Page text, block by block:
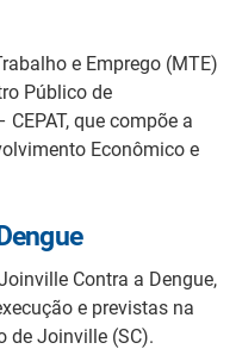
e Emprego (MTE)
Público de
que compõe a
Econômico e
Contra a Dengue,
e previstas na
de Joinville (SC).